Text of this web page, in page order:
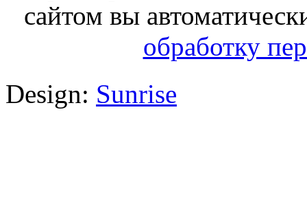
сайтом вы
обработку
Design: Sunrise